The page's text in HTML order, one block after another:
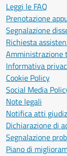
Leggi le FAQ
Prenotazione
Segnalazione
Richiesta
Amministrazione
Informativa
Cookie Policy
Social Media
Note legali
Notifica atti
Dichiarazione di
Segnalazione
Piano di